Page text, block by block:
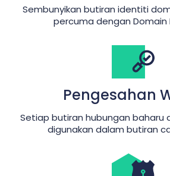
Sembunyikan butiran identiti
percuma dengan Domain
Pengesahan
Setiap butiran hubungan baharu
digunakan dalam butiran